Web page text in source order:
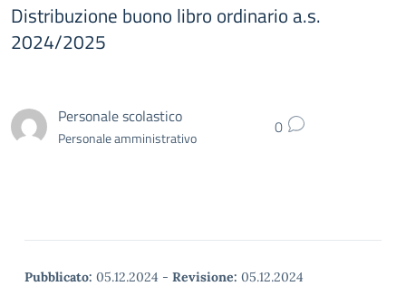
Distribuzione buono libro ordinario a.s.
2024/2025
Personale scolastico
Personale amministrativo 0
Pubblicato: 05.12.2024 - Revisione: 05.12.2024